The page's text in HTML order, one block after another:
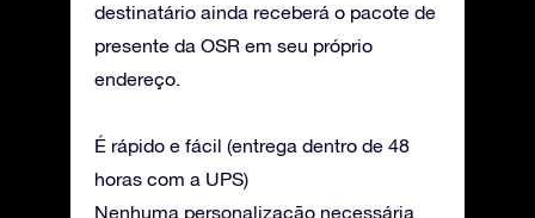
destinatário ainda receberá o pacote de
presente da OSR em seu próprio
endereço.
É rápido e fácil (entrega dentro de 48
horas com a UPS)
Nenhuma personalização necessária